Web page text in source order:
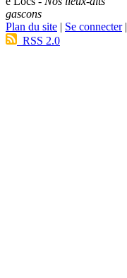
gascons
Plan du site | Se connecter|
RSS 2.0